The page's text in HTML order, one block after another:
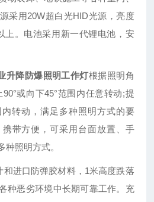
采用20W超白光HID光源，亮度
上。电池采用新一代锂电池，安
升降防爆照明工作灯根据照明角
或向下45°范围内任意转动;提
转动，满足多种照明方式的要
带方便，可采用台面放置、手
种照明方式。
进口防弹胶材料，1米高度跌落
种恶劣环境中长期可靠工作。充